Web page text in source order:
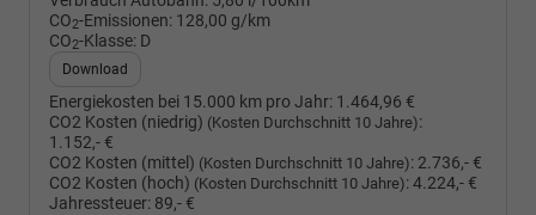
CO2-Emissionen: 128,00 g/km
CO2-Klasse: D
Download
Energiekosten bei 15.000 km pro Jahr: 1.464,96 €
CO2 Kosten (niedrig) (Kosten Durchschnitt 10 Jahre):
1.152,- €
CO2 Kosten (mittel) (Kosten Durchschnitt 10 Jahre): 2.736,- €
CO2 Kosten (hoch) (Kosten Durchschnitt 10 Jahre):4.224,- €
Jahressteuer: 89,- €